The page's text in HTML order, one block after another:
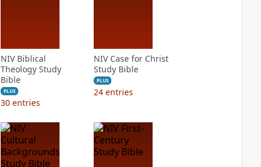
NIV Biblical
Theology Study
Bible
PLUS
30 entries
NIV Case for Christ
Study Bible
PLUS
24 entries